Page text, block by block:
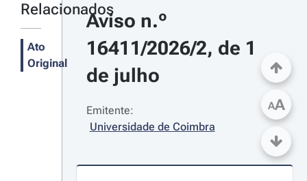
Relacionados
Ato
Original
Aviso n.º
16411/2026/2, de 1
de julho
Emitente:
Universidade de Coimbra
AA